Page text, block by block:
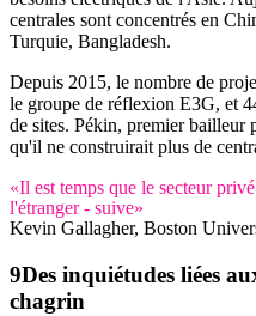
centrales sont concentrés en
Turquie, Bangladesh.
Depuis 2015, le nombre de
le groupe de réflexion E3G, et
de sites. Pékin, premier bailleur
qu'il ne construirait plus de
«Il est temps que le secteur
l'étranger - suive»
Kevin Gallagher, Boston
Des inquiétudes liées
chagrin